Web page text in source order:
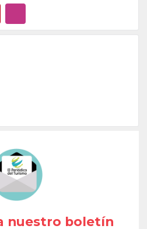
nuestro boletín